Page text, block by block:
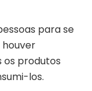
para se
os produtos
los.